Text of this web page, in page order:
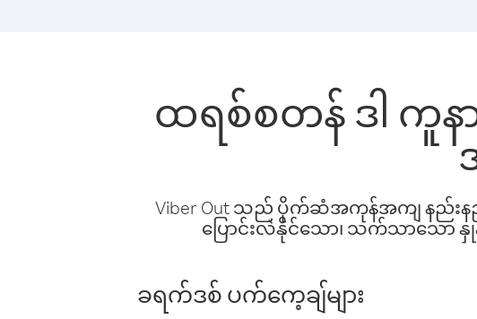
ထရစ်စတန် ဒါ ကူန
Viber Out သည် ပိုက်ဆံအကုန်အကျ နည်းနည်
ပြောင်းလဲနိုင်သော၊ သက်သာသော နှု
ခရက်ဒစ် ပက်ကေ့ချ်များ